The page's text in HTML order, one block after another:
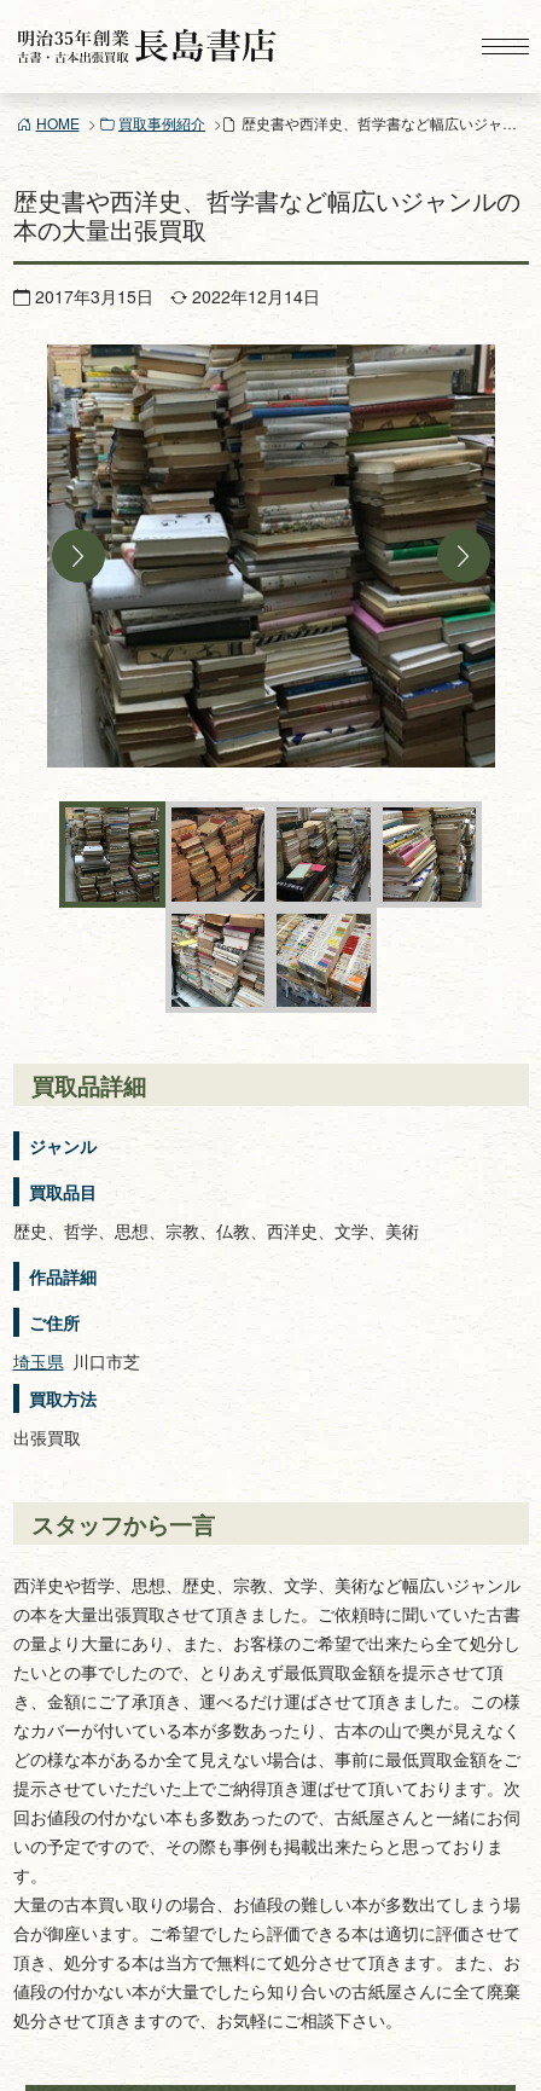
ン
ツ
ス
キ
ッ
HOME 買取事例紹介 歴史書や西洋史、哲学書など幅広いジャンルの本の大量出張買取
歴史書や西洋史、哲学書など幅広いジャンルの
本の大量出張買取
2017年3月15日 2022年12月14日
買取品詳細
ジャンル
買取品目
歴史、哲学、思想、宗教、仏教、西洋史、文学、美術
作品詳細
ご住所
埼玉県 川口市芝
買取方法
出張買取
スタッフから一言
西洋史や哲学、思想、歴史、宗教、文学、美術など幅広いジャンル
の本を大量出張買取させて頂きました。ご依頼時に聞いていた古書
の量より大量にあり、また、お客様のご希望で出来たら全て処分し
たいとの事でしたので、とりあえず最低買取金額を提示させて頂
き、金額にご了承頂き、運べるだけ運ばさせて頂きました。この様
なカバーが付いている本が多数あったり、古本の山で奥が見えなく
どの様な本があるか全て見えない場合は、事前に最低買取金額をご
提示させていただいた上でご納得頂き運ばせて頂いております。次
回お値段の付かない本も多数あったので、古紙屋さんと一緒にお伺
いの予定ですので、その際も事例も掲載出来たらと思っておりま
す。
大量の古本買い取りの場合、お値段の難しい本が多数出てしまう場
合が御座います。ご希望でしたら評価できる本は適切に評価させて
頂き、処分する本は当方で無料にて処分させて頂きます。また、お
値段の付かない本が大量でしたら知り合いの古紙屋さんに全て廃棄
処分させて頂きますので、お気軽にご相談下さい。